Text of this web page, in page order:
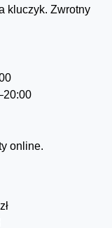
kluczyk. Zwrotny
online.